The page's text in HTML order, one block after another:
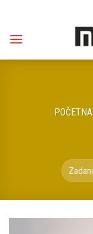
content
POČETNA